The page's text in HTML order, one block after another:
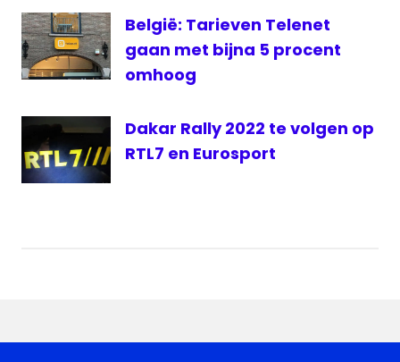
België: Tarieven Telenet
gaan met bijna 5 procent
omhoog
Dakar Rally 2022 te volgen op
RTL7 en Eurosport